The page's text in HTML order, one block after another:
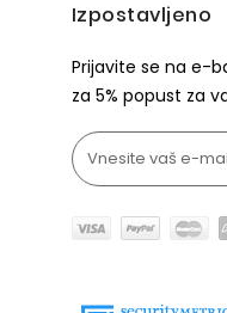
Izpostavljeno
Prijavite se na e-
za 5% popust za